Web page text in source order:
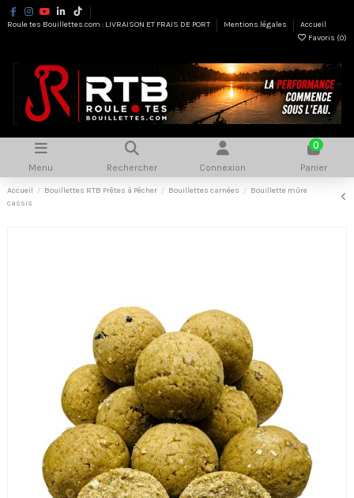
Roule tes Bouillettes.com : LIVRAISON ET FRAIS DE PORT Mentions légales
Accueil
Favoris (0)
Menu Rechercher Connexion
0
Panier
Accueil Bouillettes RTB Prêtes à Pêcher Bouillettes carnées
Bouillette mûre
cassis